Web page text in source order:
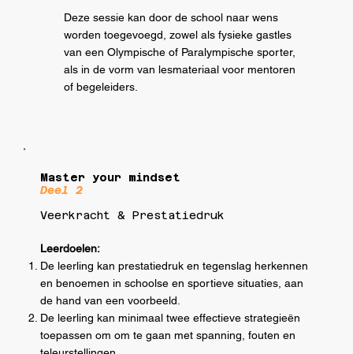
Deze sessie kan door de school naar wens
worden toegevoegd, zowel als fysieke gastles
van een Olympische of Paralympische sporter,
als in de vorm van lesmateriaal voor mentoren
of begeleiders.
Master your mindset
Deel 2
Veerkracht & Prestatiedruk
Leerdoelen:
De leerling kan prestatiedruk en tegenslag herkennen
en benoemen in schoolse en sportieve situaties, aan
de hand van een voorbeeld.
De leerling kan minimaal twee effectieve strategieën
toepassen om om te gaan met spanning, fouten en